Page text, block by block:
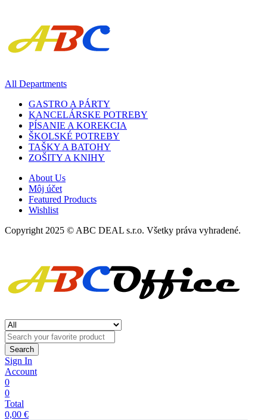
All Departments
GASTRO A PÁRTY
KANCELÁRSKE POTREBY
PÍSANIE A KOREKCIA
ŠKOLSKÉ POTREBY
TAŠKY A BATOHY
ZOŠITY A KNIHY
About Us
Môj účet
Featured Products
Wishlist
Copyright 2025 © ABC DEAL s.r.o. Všetky práva vyhradené.
Search
Sign In
Account
0
0
Total
0,00 €